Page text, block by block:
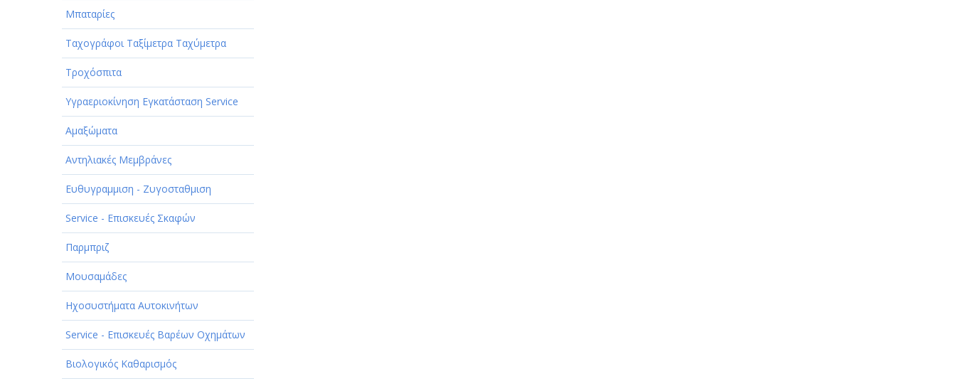
Μπαταρίες
Ταχογράφοι Ταξίμετρα Ταχύμετρα
Τροχόσπιτα
Υγραεριοκίνηση Εγκατάσταση Service
Αμαξώματα
Αντηλιακές Μεμβράνες
Ευθυγραμμιση - Ζυγοσταθμιση
Service - Επισκευές Σκαφών
Παρμπριζ
Μουσαμάδες
Ηχοσυστήματα Αυτοκινήτων
Service - Επισκευές Βαρέων Οχημάτων
Βιολογικός Καθαρισμός